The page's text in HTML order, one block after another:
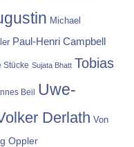
Michael
Paul-Henri Campbell
Stücke Sujata Bhatt Tobias
Beil Uwe-
Derlath Von
Oppler